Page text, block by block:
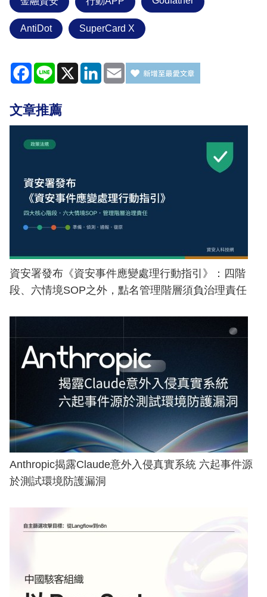
AntiDot SuperCard X
Facebook
Line X LinkedIn
Email
文章推薦
資安署發布《資安事件應變處理行動指引》：四階
段、六情境SOP之外，點名管理階層須負治理責任
Anthropic揭露Claude意外入侵真實系統 六起事件源
於測試環境防護漏洞